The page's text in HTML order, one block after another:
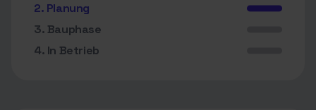
2. Planung
3. Bauphase
4. In Betrieb